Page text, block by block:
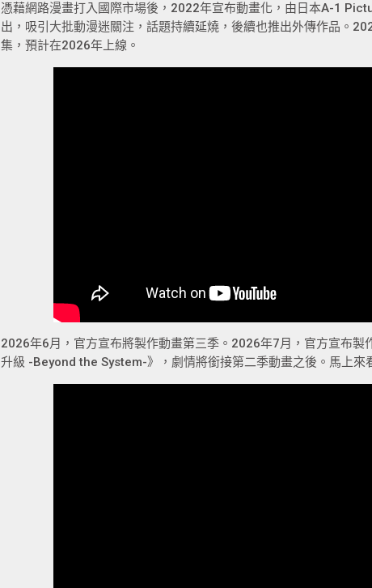
憑藉網路漫畫打入國際市場後，2022年宣布動畫化，由日本A-1
出，吸引大批動漫迷關注，話題持續延燒，後續也推出外傳作品。
集，預計在2026年上線。
2026年6月，官方宣布將製作動畫第三季。2026年7月，官方宣布製
升級 -Beyond the System-》，劇情將銜接第二季動畫之後。馬上來